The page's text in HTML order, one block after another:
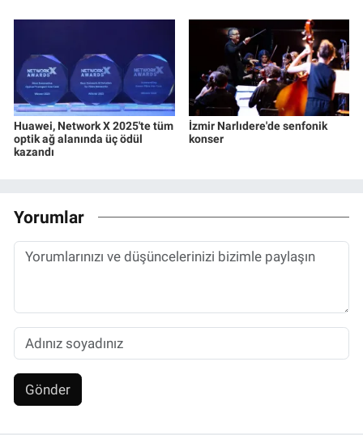
Huawei, Network X 2025'te tüm
optik ağ alanında üç ödül
kazandı
İzmir Narlıdere'de senfonik
konser
Yorumlar
Gönder